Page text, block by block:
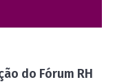
do Fórum RH